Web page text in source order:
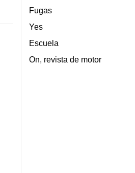
Fugas
Yes
Escuela
On, revista de motor